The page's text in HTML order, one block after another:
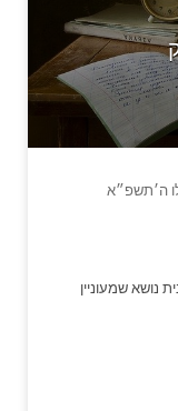
ה׳תשפ״א
נושא שמעוניין